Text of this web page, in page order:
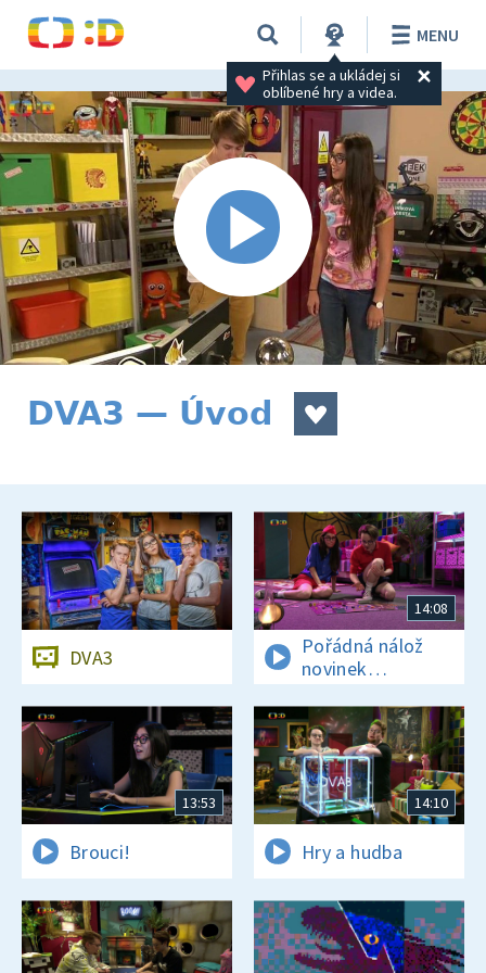
Přihlas se a ukládej si
oblíbené hry a videa.
MENU
DVA3 — Úvod
DVA3
14:08
Pořádná nálož
novinek
a zajímavostí
13:53
Brouci!
14:10
Hry a hudba